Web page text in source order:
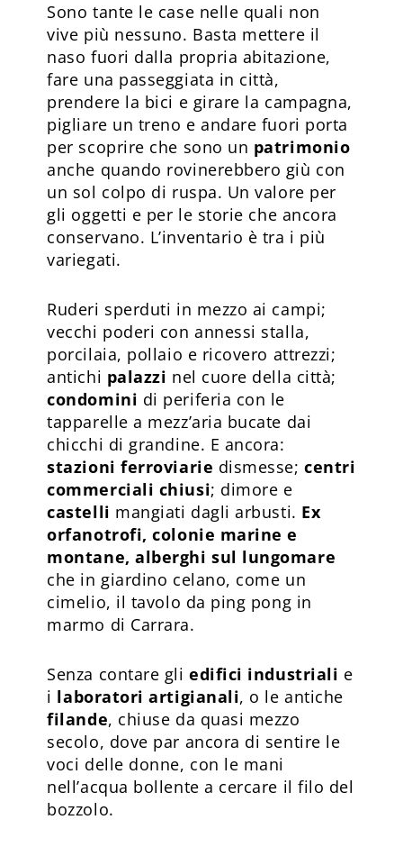
Sono tante le case nelle quali non
vive più nessuno. Basta mettere il
naso fuori dalla propria abitazione,
fare una passeggiata in città,
prendere la bici e girare la campagna,
pigliare un treno e andare fuori porta
per scoprire che sono un patrimonio
anche quando rovinerebbero giù con
un sol colpo di ruspa. Un valore per
gli oggetti e per le storie che ancora
conservano. L’inventario è tra i più
variegati.
Ruderi sperduti in mezzo ai campi;
vecchi poderi con annessi stalla,
porcilaia, pollaio e ricovero attrezzi;
antichi palazzi nel cuore della città;
condomini di periferia con le
tapparelle a mezz’aria bucate dai
chicchi di grandine. E ancora:
stazioni ferroviarie dismesse;centri
commerciali chiusi; dimore e
castelli mangiati dagli arbusti. Ex
orfanotrofi, colonie marine e
montane, alberghi sul lungomare
che in giardino celano, come un
cimelio, il tavolo da ping pong in
marmo di Carrara.
Senza contare gliedifici industriali e
i laboratori artigianali, o le antiche
filande, chiuse da quasi mezzo
secolo, dove par ancora di sentire le
voci delle donne, con le mani
nell’acqua bollente a cercare il filo del
bozzolo.